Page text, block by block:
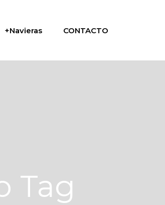
+Navieras CONTACTO
Tag